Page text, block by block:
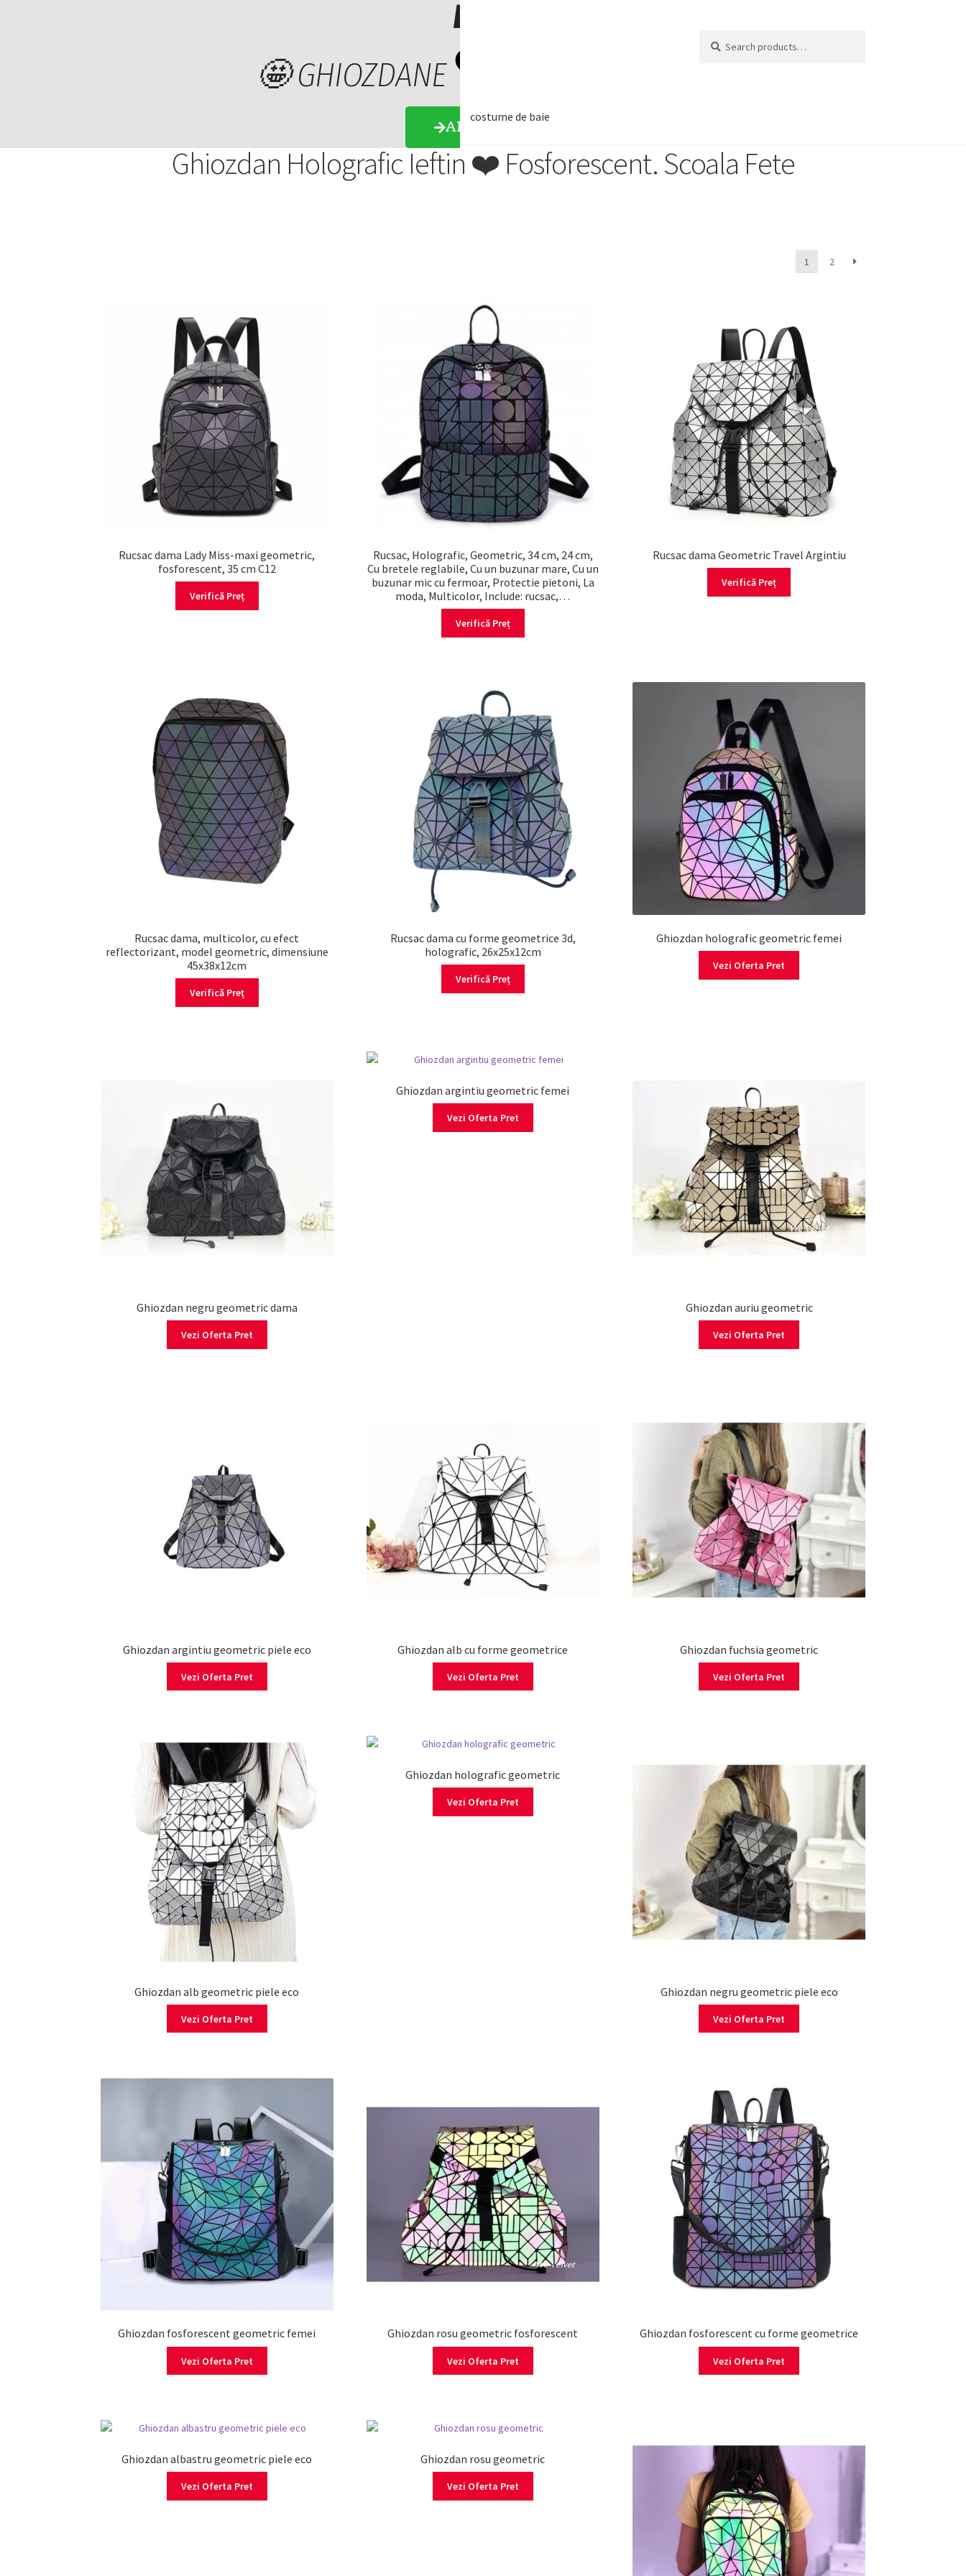
costume de baie
Ghiozdan Holografic Ieftin ❤️ Fosforescent. Scoala Fete
1 2
Rucsac dama Lady Miss-maxi geometric,
fosforescent, 35 cm C12
Verifică Preț
Rucsac, Holografic, Geometric, 34 cm, 24 cm,
Cu bretele reglabile, Cu un buzunar mare, Cu un
buzunar mic cu fermoar, Protectie pietoni, La
moda, Multicolor, Include: rucsac,…
Verifică Preț
Rucsac dama Geometric Travel Argintiu
Verifică Preț
Rucsac dama, multicolor, cu efect
reflectorizant, model geometric, dimensiune
45x38x12cm
Verifică Preț
Rucsac dama cu forme geometrice 3d,
holografic, 26x25x12cm
Verifică Preț
Ghiozdan holografic geometric femei
Vezi Oferta Pret
Ghiozdan negru geometric dama
Vezi Oferta Pret
Ghiozdan argintiu geometric femei
Vezi Oferta Pret
Ghiozdan auriu geometric
Vezi Oferta Pret
Ghiozdan argintiu geometric piele eco
Vezi Oferta Pret
Ghiozdan alb cu forme geometrice
Vezi Oferta Pret
Ghiozdan fuchsia geometric
Vezi Oferta Pret
Ghiozdan alb geometric piele eco
Vezi Oferta Pret
Ghiozdan holografic geometric
Vezi Oferta Pret
Ghiozdan negru geometric piele eco
Vezi Oferta Pret
Ghiozdan fosforescent geometric femei
Vezi Oferta Pret
Ghiozdan rosu geometric fosforescent
Vezi Oferta Pret
Ghiozdan fosforescent cu forme geometrice
Vezi Oferta Pret
Ghiozdan albastru geometric piele eco
Vezi Oferta Pret
Ghiozdan rosu geometric
Vezi Oferta Pret
🤩 GHIOZDANE
LA REDUCERE
APASĂ AICI